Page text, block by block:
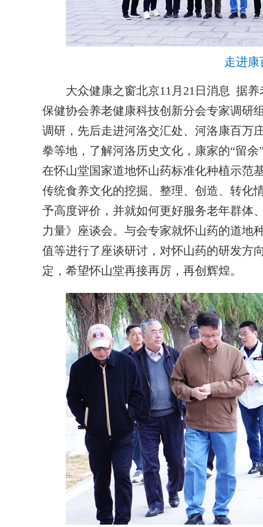
走进康
大众健康之窗北京11月21日消息 据养
保健协会养老健康科技创新分会专家调研
调研，先后走进河洛交汇处、河洛康百万
拳等地，了解河洛历史文化，康家的“留
在怀山堂国家道地怀山药标准化种植示范
传统食养文化的挖掘、整理、创造、转化
予高度评价，并就如何更好服务老年群体
力量》座谈会。与会专家就怀山药的道地
值等进行了座谈研讨，对怀山药的研发方
定，希望怀山堂再接再厉，再创辉煌。